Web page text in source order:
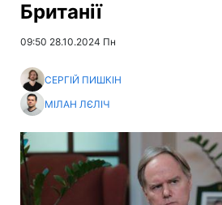
Британії
09:50 28.10.2024 Пн
СЕРГІЙ ПИШКІН
МІЛАН ЛЄЛІЧ